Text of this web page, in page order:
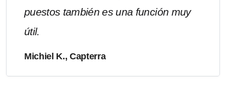
puestos también es una función muy
útil.
Michiel K., Capterra